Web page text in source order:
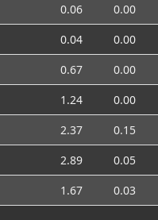
0.06 0.00
0.04 0.00
0.67 0.00
1.24 0.00
2.37 0.15
2.89 0.05
1.67 0.03